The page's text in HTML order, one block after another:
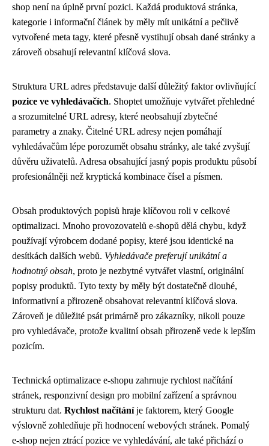
shop není na úplně první pozici. Každá produktová stránka,
kategorie i informační článek by měly mít unikátní a pečlivě
vytvořené meta tagy, které přesně vystihují obsah dané stránky a
zároveň obsahují relevantní klíčová slova.
Struktura URL adres představuje další důležitý faktor ovlivňující
pozice ve vyhledávačích. Shoptet umožňuje vytvářet přehledné
a srozumitelné URL adresy, které neobsahují zbytečné
parametry a znaky. Čitelné URL adresy nejen pomáhají
vyhledávačům lépe porozumět obsahu stránky, ale také zvyšují
důvěru uživatelů. Adresa obsahující jasný popis produktu působí
profesionálněji než kryptická kombinace čísel a písmen.
Obsah produktových popisů hraje klíčovou roli v celkové
optimalizaci. Mnoho provozovatelů e-shopů dělá chybu, když
používají výrobcem dodané popisy, které jsou identické na
desítkách dalších webů. Vyhledávače preferují unikátní a
hodnotný obsah, proto je nezbytné vytvářet vlastní, originální
popisy produktů. Tyto texty by měly být dostatečně dlouhé,
informativní a přirozeně obsahovat relevantní klíčová slova.
Zároveň je důležité psát primárně pro zákazníky, nikoli pouze
pro vyhledávače, protože kvalitní obsah přirozeně vede k lepším
pozicím.
Technická optimalizace e-shopu zahrnuje rychlost načítání
stránek, responzivní design pro mobilní zařízení a správnou
strukturu dat. Rychlost načítáníje faktorem, který Google
výslovně zohledňuje při hodnocení webových stránek. Pomalý
e-shop nejen ztrácí pozice ve vyhledávání, ale také přichází o